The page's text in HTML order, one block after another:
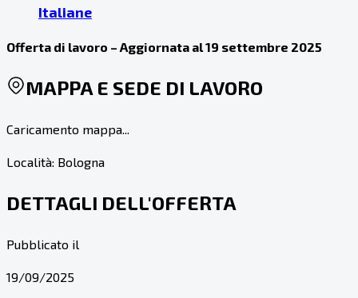
Italiane
Offerta di lavoro – Aggiornata al 19 settembre 2025
MAPPA E SEDE DI LAVORO
Caricamento mappa...
Località: Bologna
DETTAGLI DELL'OFFERTA
Pubblicato il
19/09/2025